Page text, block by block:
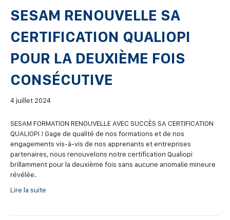
SESAM RENOUVELLE SA
CERTIFICATION QUALIOPI
POUR LA DEUXIÈME FOIS
CONSÉCUTIVE
4 juillet 2024
SESAM FORMATION RENOUVELLE AVEC SUCCÈS SA CERTIFICATION
QUALIOPI ! Gage de qualité de nos formations et de nos
engagements vis-à-vis de nos apprenants et entreprises
partenaires, nous renouvelons notre certification Qualiopi
brillamment pour la deuxième fois sans aucune anomalie mineure
révélée.
Lire la suite